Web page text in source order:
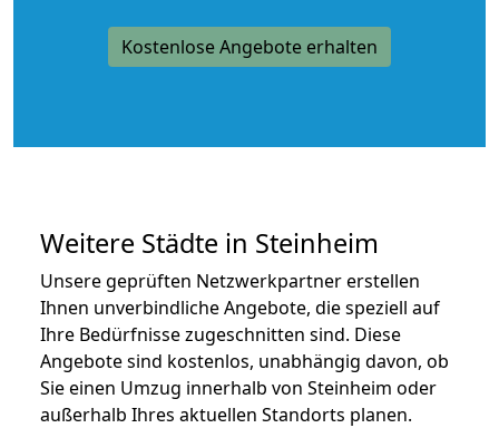
Kostenlose Angebote erhalten
Weitere Städte in Steinheim
Unsere geprüften Netzwerkpartner erstellen
Ihnen unverbindliche Angebote, die speziell auf
Ihre Bedürfnisse zugeschnitten sind. Diese
Angebote sind kostenlos, unabhängig davon, ob
Sie einen Umzug innerhalb von Steinheim oder
außerhalb Ihres aktuellen Standorts planen.